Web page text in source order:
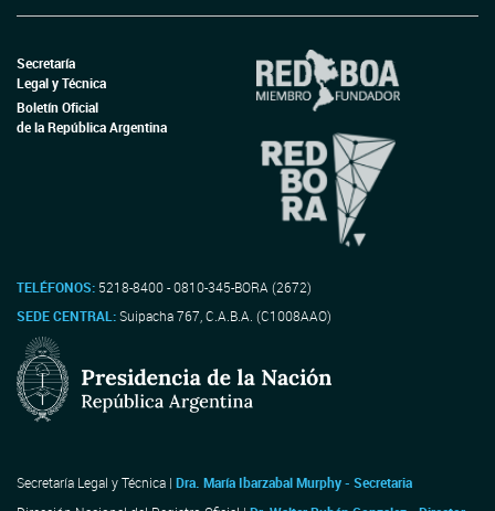
Secretaría
Legal y Técnica
Boletín Oficial
de la República Argentina
TELÉFONOS: 5218-8400 - 0810-345-BORA (2672)
SEDE CENTRAL:Suipacha 767, C.A.B.A. (C1008AAO)
Secretaría Legal y Técnica | Dra. María Ibarzabal Murphy - Secretaria